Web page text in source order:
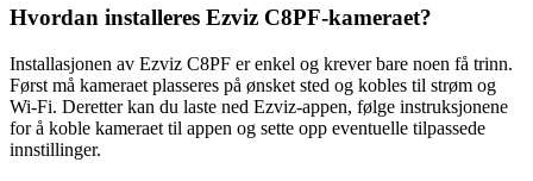
Hvordan installeres Ezviz C8PF-kameraet?
Installasjonen av Ezviz C8PF er enkel og krever bare noen få trinn.
Først må kameraet plasseres på ønsket sted og kobles til strøm og
Wi-Fi. Deretter kan du laste ned Ezviz-appen, følge instruksjonene
for å koble kameraet til appen og sette opp eventuelle tilpassede
innstillinger.